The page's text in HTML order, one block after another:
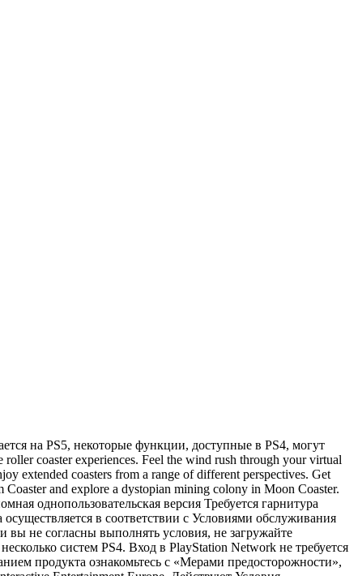
на PS5, некоторые функции, доступные в PS4, могут
coaster experiences. Feel the wind rush through your virtual
extended coasters from a range of different perspectives. Get
and explore a dystopian mining colony in Moon Coaster.
однопользовательская версия Требуется гарнитура
в соответствии с Условиями обслуживания
не согласны выполнять условия, не загружайте
систем PS4. Вход в PlayStation Network не требуется
продукта ознакомьтесь с «Мерами предосторожности»,